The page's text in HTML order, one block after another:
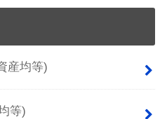
産均等)
等)